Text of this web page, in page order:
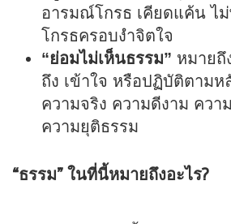
อารมณ์โกรธ เคียดแค้น ไ
โกรธครอบงำจิตใจ
“ย่อมไม่เห็นธรรม” หมายถึ
ถึง เข้าใจ หรือปฏิบัติตาม
ความจริง ความดีงาม ควา
ความยุติธรรม
“ธรรม” ในที่นี้หมายถึงอะไร?